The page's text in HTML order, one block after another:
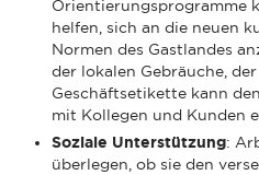
Orientierungsprogramme
helfen, sich an die neuen
Normen des Gastlandes
der lokalen Gebräuche,
Geschäftsetikette kann
mit Kollegen und Kunden
Soziale Unterstützung:
überlegen, ob sie den